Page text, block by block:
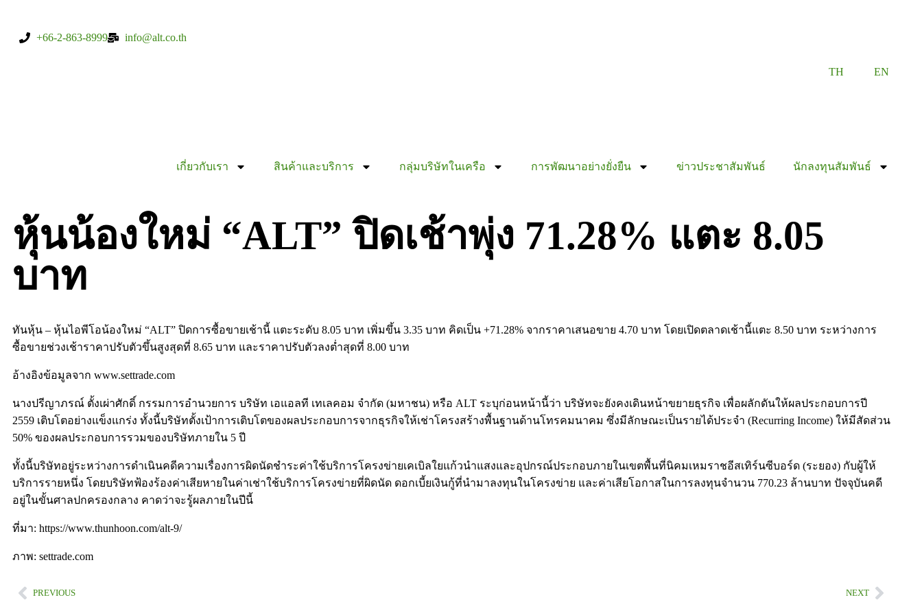
+66-2-863-8999 info@alt.co.th
TH EN
เกี่ยวกับเรา สินค้าและบริการ กลุ่มบริษัทในเครือ การพัฒนาอย่างยั่งยืน ข่าวประชาสัมพันธ์ นักลงทุนสัมพันธ์
หุ้นน้องใหม่ “ALT” ปิดเช้าพุ่ง 71.28% แตะ 8.05
บาท
ทันหุ้น – หุ้นไอพีโอน้องใหม่ “ALT” ปิดการซื้อขายเช้านี้ แตะระดับ 8.05 บาท เพิ่มขึ้น 3.35 บาท คิดเป็น +71.28% จากราคาเสนอขาย 4.70 บาท โดยเปิดตลาดเช้านี้แตะ 8.50 บาท ระหว่างการ
ซื้อขายช่วงเช้าราคาปรับตัวขึ้นสูงสุดที่ 8.65 บาท และราคาปรับตัวลงต่ำสุดที่ 8.00 บาท
อ้างอิงข้อมูลจาก www.settrade.com
นางปรีญาภรณ์ ตั้งเผ่าศักดิ์ กรรมการอำนวยการ บริษัท เอแอลที เทเลคอม จำกัด (มหาชน) หรือ ALT ระบุก่อนหน้านี้ว่า บริษัทจะยังคงเดินหน้าขยายธุรกิจ เพื่อผลักดันให้ผลประกอบการปี
2559 เติบโตอย่างแข็งแกร่ง ทั้งนี้บริษัทตั้งเป้าการเติบโตของผลประกอบการจากธุรกิจให้เช่าโครงสร้างพื้นฐานด้านโทรคมนาคม ซึ่งมีลักษณะเป็นรายได้ประจำ (Recurring Income) ให้มีสัดส่วน
50% ของผลประกอบการรวมของบริษัทภายใน 5 ปี
ทั้งนี้บริษัทอยู่ระหว่างการดำเนินคดีความเรื่องการผิดนัดชำระค่าใช้บริการโครงข่ายเคเบิลใยแก้วนำแสงและอุปกรณ์ประกอบภายในเขตพื้นที่นิคมเหมราชอีสเทิร์นซีบอร์ด (ระยอง) กับผู้ให้
บริการรายหนึ่ง โดยบริษัทฟ้องร้องค่าเสียหายในค่าเช่าใช้บริการโครงข่ายที่ผิดนัด ดอกเบี้ยเงินกู้ที่นำมาลงทุนในโครงข่าย และค่าเสียโอกาสในการลงทุนจำนวน 770.23 ล้านบาท ปัจจุบันคดี
อยู่ในขั้นศาลปกครองกลาง คาดว่าจะรู้ผลภายในปีนี้
ที่มา: https://www.thunhoon.com/alt-9/
ภาพ: settrade.com
PREVIOUS NEXT